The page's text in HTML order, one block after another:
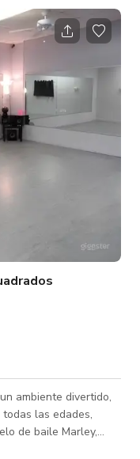
refrigerador,
lavavajillas,
bar - 1 TV HD de
conectar y
ambiente divertido,
las edades,